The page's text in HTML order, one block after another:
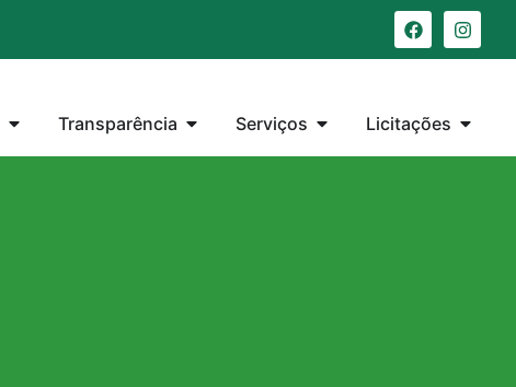
Transparência Serviços Licitações